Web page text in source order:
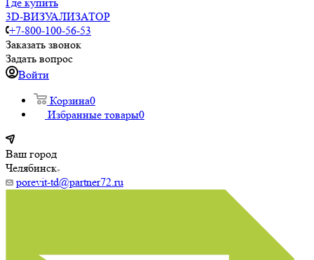
3D-ВИЗУАЛИЗАТОР
+7-800-100-56-53
Заказать звонок
Задать вопрос
Войти
Корзина0
Избранные товары0
Ваш город
Челябинск
porevit-td@partner72.ru